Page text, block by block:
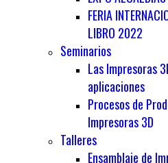
FERIA
LIBRO 2022
Seminarios
Las Impresoras
aplicaciones
Procesos de
Impresoras 3D
Talleres
Ensamblaje de